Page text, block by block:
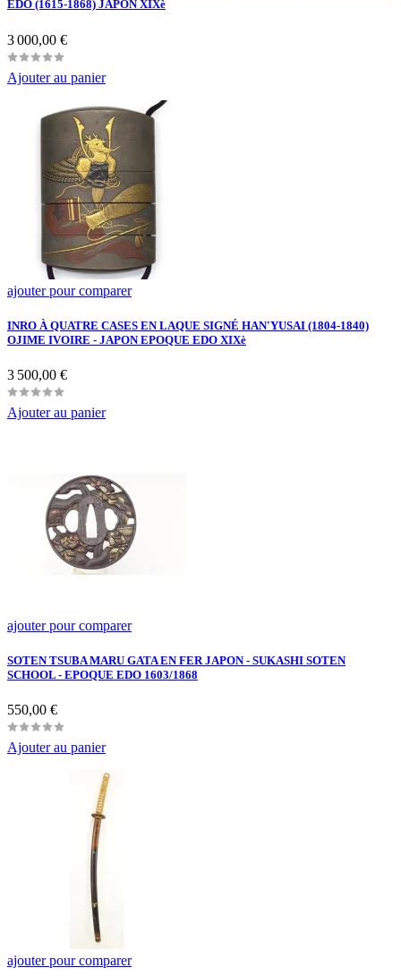
EDO (1615-1868) JAPON XIXè
Prix
3 000,00 €
Ajouter au panier
ajouter pour comparer
INRO À QUATRE CASES EN LAQUE SIGNÉ HAN'YUSAI (1804-1840)
OJIME IVOIRE - JAPON EPOQUE EDO XIXè
Prix
3 500,00 €
Ajouter au panier
ajouter pour comparer
SOTEN TSUBA MARU GATA EN FER JAPON - SUKASHI SOTEN
SCHOOL - EPOQUE EDO 1603/1868
Prix
550,00 €
Ajouter au panier
ajouter pour comparer